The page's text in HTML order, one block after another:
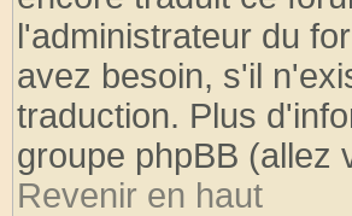
l'administrateur du
avez besoin, s'il
traduction. Plus
groupe phpBB (allez
Revenir en haut